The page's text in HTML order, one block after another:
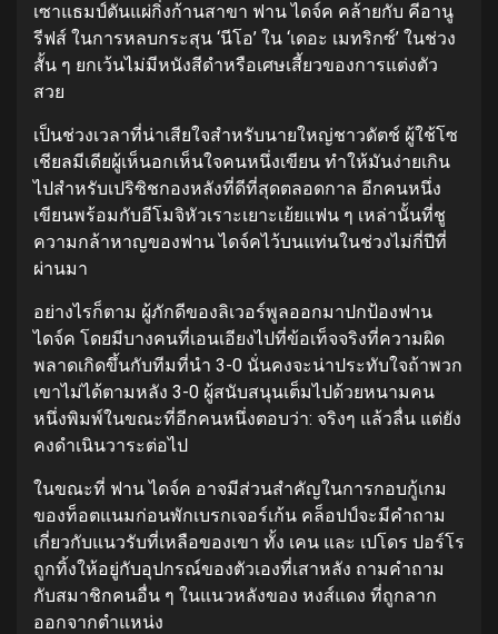
เซาแธมป์ตันแผ่กิ่งก้านสาขา ฟาน ไดจ์ค คล้ายกับ คีอานู
รีฟส์ ในการหลบกระสุน ‘นีโอ’ ใน ‘เดอะ เมทริกซ์’ ในช่วง
สั้น ๆ ยกเว้นไม่มีหนังสีดำหรือเศษเสี้ยวของการแต่งตัว
สวย
เป็นช่วงเวลาที่น่าเสียใจสำหรับนายใหญ่ชาวดัตช์ ผู้ใช้โซ
เชียลมีเดียผู้เห็นอกเห็นใจคนหนึ่งเขียน ทำให้มันง่ายเกิน
ไปสำหรับเปริซิชกองหลังที่ดีที่สุดตลอดกาล อีกคนหนึ่ง
เขียนพร้อมกับอีโมจิหัวเราะเยาะเย้ยแฟน ๆ เหล่านั้นที่ชู
ความกล้าหาญของฟาน ไดจ์คไว้บนแท่นในช่วงไม่กี่ปีที่
ผ่านมา
อย่างไรก็ตาม ผู้ภักดีของลิเวอร์พูลออกมาปกป้องฟาน
ไดจ์ค โดยมีบางคนที่เอนเอียงไปที่ข้อเท็จจริงที่ความผิด
พลาดเกิดขึ้นกับทีมที่นำ 3-0 นั่นคงจะน่าประทับใจถ้าพวก
เขาไม่ได้ตามหลัง 3-0 ผู้สนับสนุนเต็มไปด้วยหนามคน
หนึ่งพิมพ์ในขณะที่อีกคนหนึ่งตอบว่า: จริงๆ แล้วลื่น แต่ยัง
คงดำเนินวาระต่อไป
ในขณะที่ ฟาน ไดจ์ค อาจมีส่วนสำคัญในการกอบกู้เกม
ของท็อตแนมก่อนพักเบรกเจอร์เก้น คล็อปป์จะมีคำถาม
เกี่ยวกับแนวรับที่เหลือของเขา ทั้ง เคน และ เปโดร ปอร์โร
ถูกทิ้งให้อยู่กับอุปกรณ์ของตัวเองที่เสาหลัง ถามคำถาม
กับสมาชิกคนอื่น ๆ ในแนวหลังของ หงส์แดง ที่ถูกลาก
ออกจากตำแหน่ง